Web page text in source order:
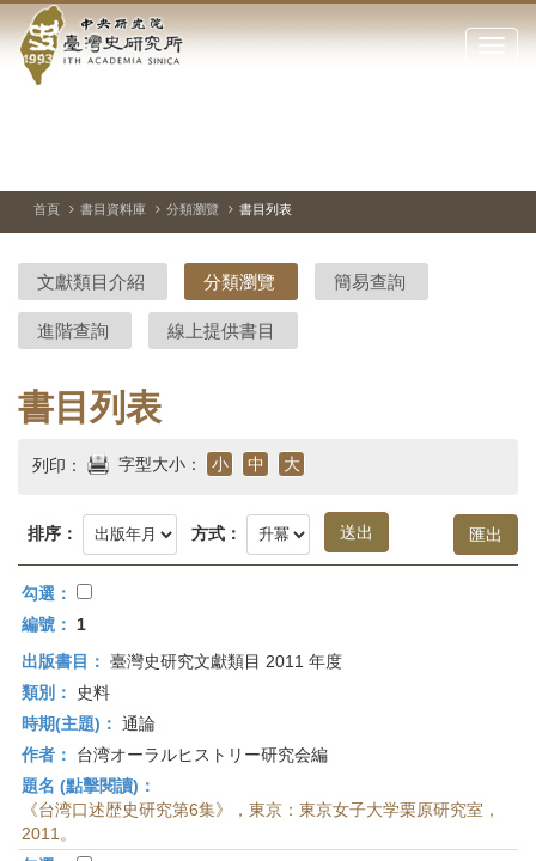
到中
央
院-
臺
灣
史
研
究
首
頁
點
閉
站
停、
圖
圖
結
首頁 書目資料庫 分類瀏覽 書目列表
文獻類目介紹 分類瀏覽 簡易查詢
進階查詢 線上提供書目
書目列表
列印： 字型大小： 小 中 大
排序： 方式：
勾選：
編號：
1
出版書目： 臺灣史研究文獻類目 2011 年度
類別：
史料
時期(主題)： 通論
作者：
台湾オーラルヒストリー研究会編
題名 (點擊閱讀)：
《台湾口述歴史研究第6集》，東京：東京女子大学栗原研究室，
2011。